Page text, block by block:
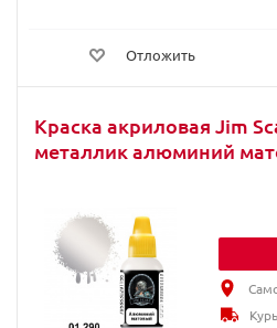
Отложить
Краска акриловая Jim
металлик алюминий